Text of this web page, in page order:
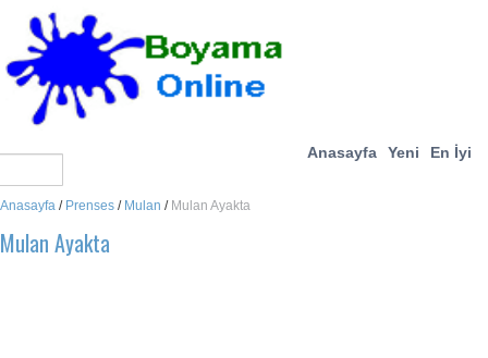
Anasayfa Yeni En İyi
Anasayfa / Prenses / Mulan / Mulan Ayakta
Mulan Ayakta